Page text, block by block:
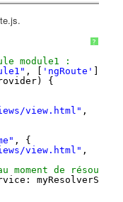
?
module1 :
, [ 'ngRoute'
{
view.html" ,
, {
view.html" ,
de